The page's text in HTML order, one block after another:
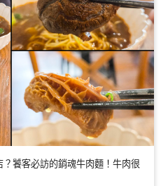
饕客必訪的銷魂牛肉麵！牛肉很